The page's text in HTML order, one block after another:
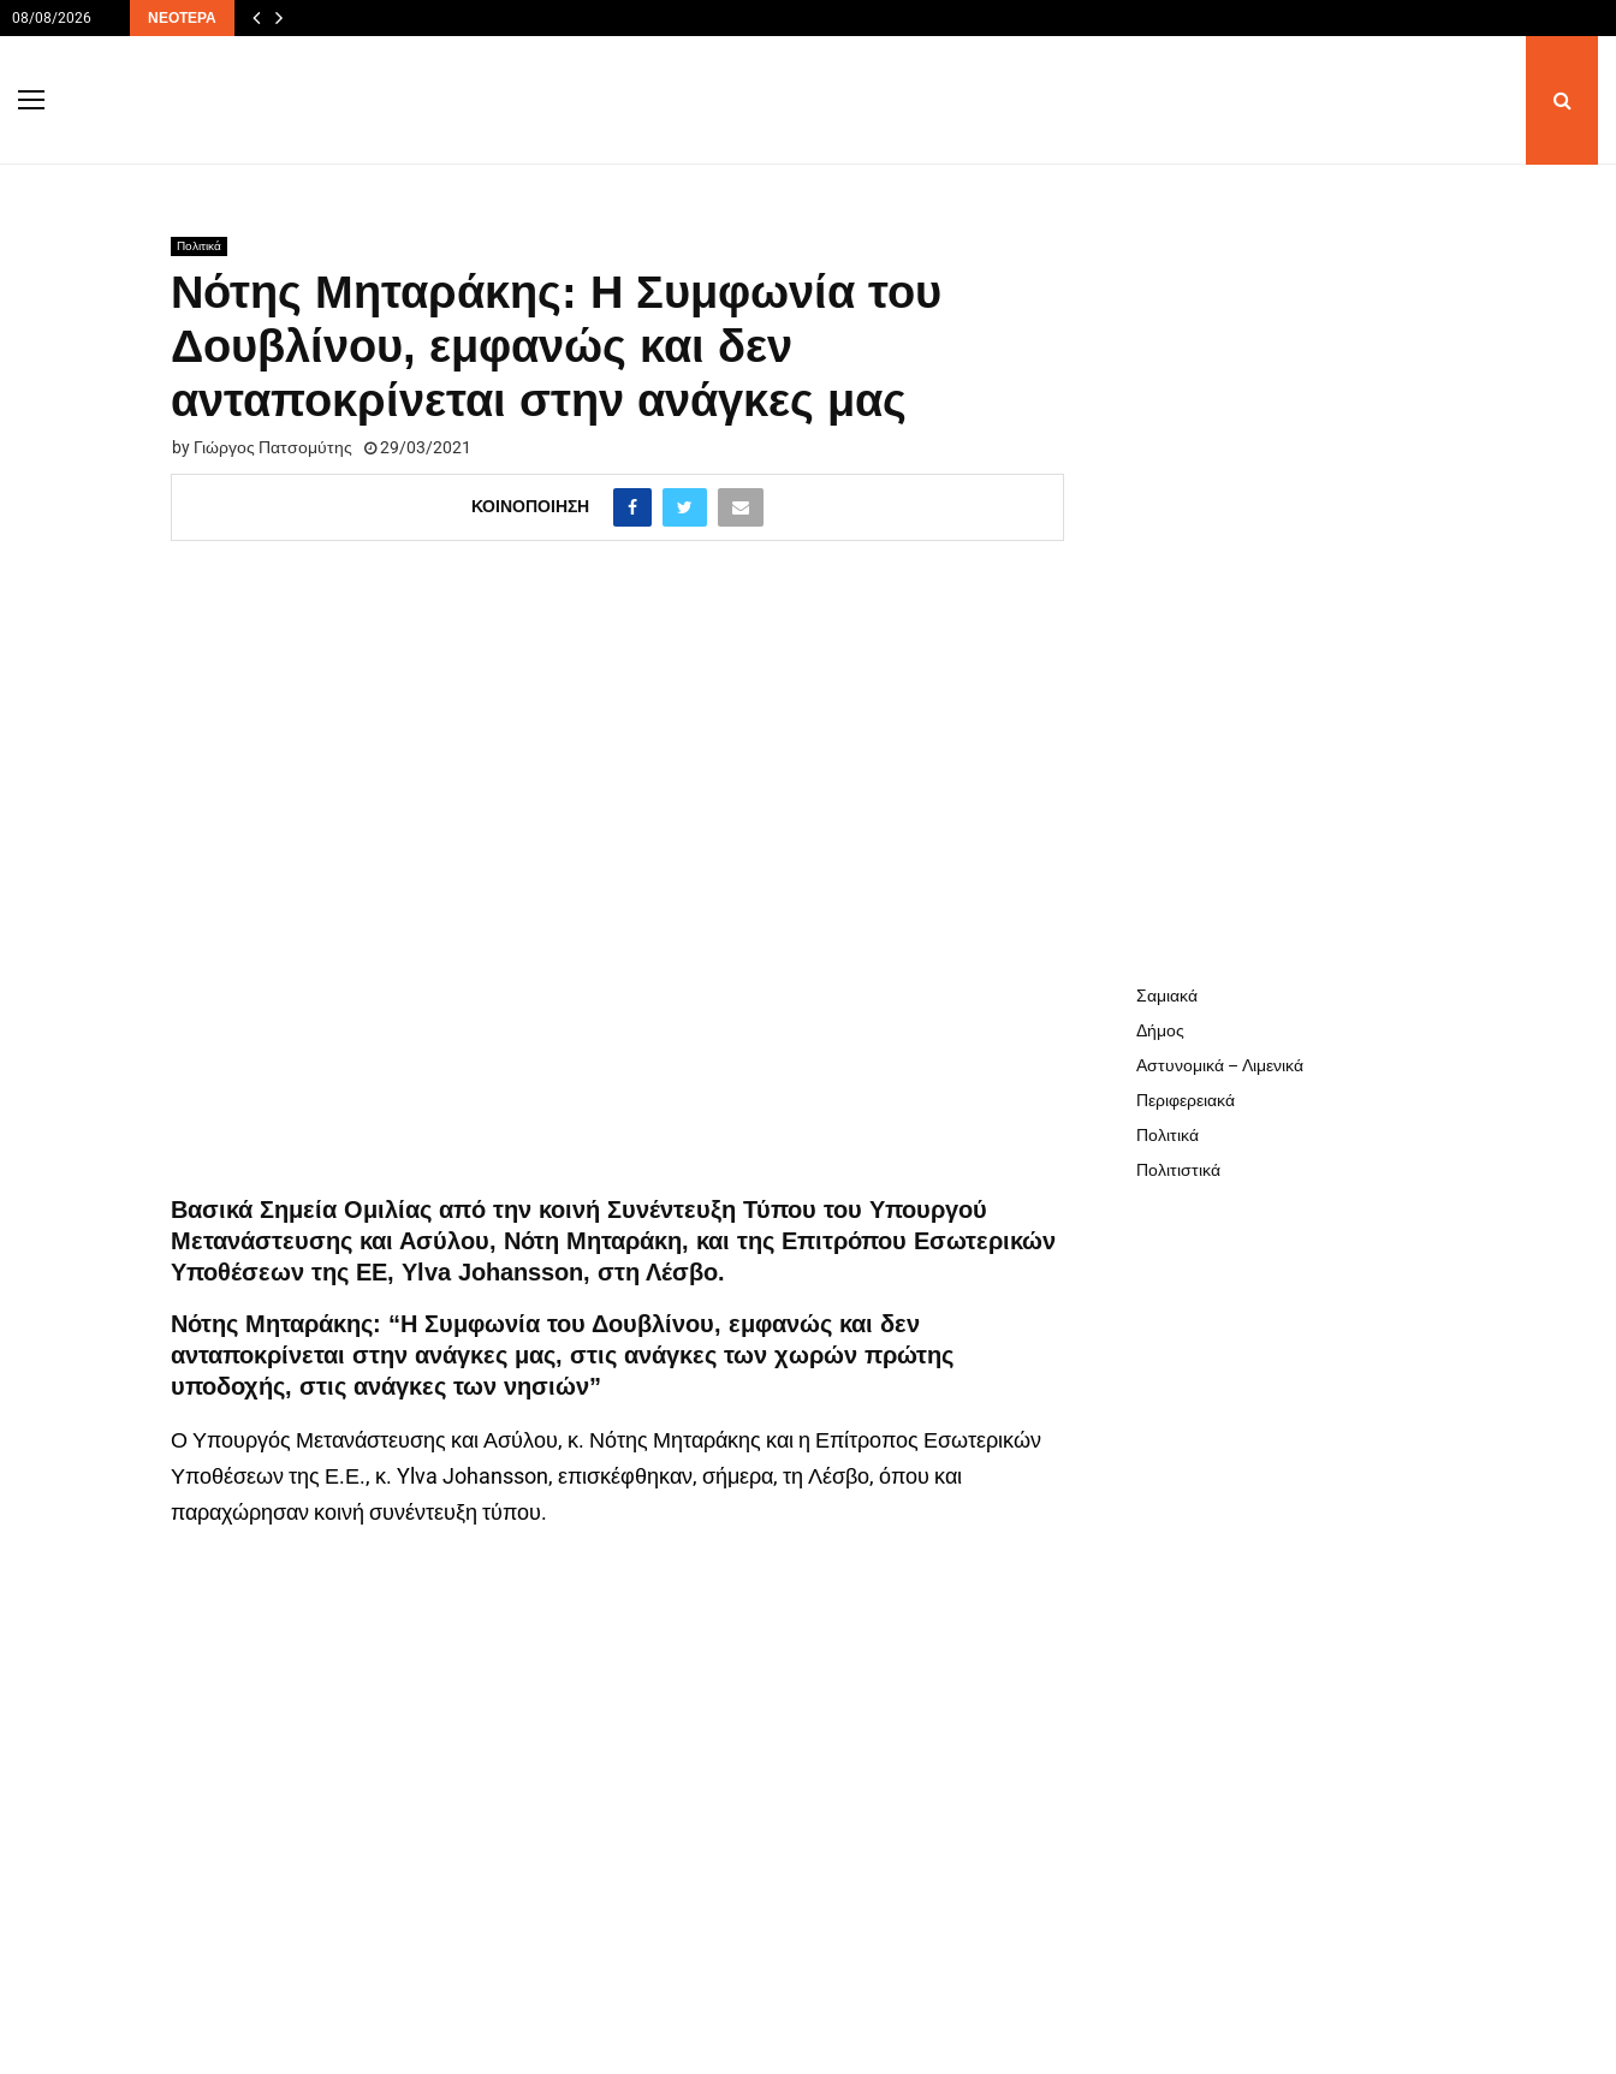
08/08/2026 ΝΕΌΤΕΡΑ
Πολιτικά
Νότης Μηταράκης: Η Συμφωνία του
Δουβλίνου, εμφανώς και δεν
ανταποκρίνεται στην ανάγκες μας
by Γιώργος Πατσομύτης 29/03/2021
ΚΟΙΝΟΠΟΊΗΣΗ
Βασικά Σημεία Ομιλίας από την κοινή Συνέντευξη Τύπου του Υπουργού
Μετανάστευσης και Ασύλου, Νότη Μηταράκη, και της Επιτρόπου Εσωτερικών
Υποθέσεων της ΕΕ, Ylva Johansson, στη Λέσβο.
Νότης Μηταράκης: “Η Συμφωνία του Δουβλίνου, εμφανώς και δεν
ανταποκρίνεται στην ανάγκες μας, στις ανάγκες των χωρών πρώτης
υποδοχής, στις ανάγκες των νησιών”
Ο Υπουργός Μετανάστευσης και Ασύλου, κ. Νότης Μηταράκης και η Επίτροπος Εσωτερικών
Υποθέσεων της Ε.Ε., κ. Ylva Johansson, επισκέφθηκαν, σήμερα, τη Λέσβο, όπου και
παραχώρησαν κοινή συνέντευξη τύπου.
Σαμιακά
Δήμος
Αστυνομικά – Λιμενικά
Περιφερειακά
Πολιτικά
Πολιτιστικά